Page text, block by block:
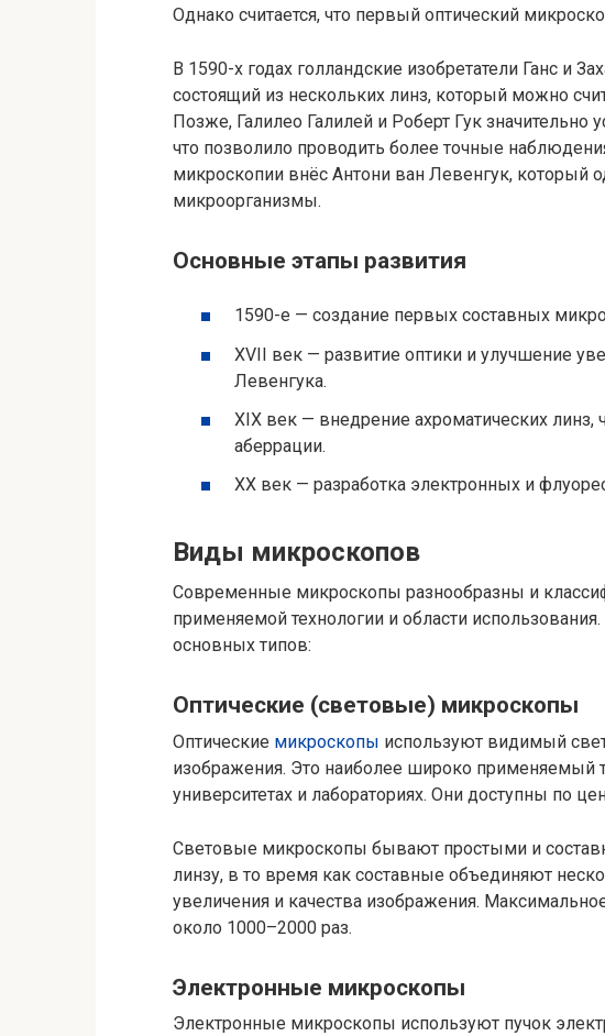
Однако считается, что первый оптический
В 1590-х годах голландские изобретатели Ганс и
состоящий из нескольких линз, который можно
Позже, Галилео Галилей и Роберт Гук
что позволило проводить более точные
микроскопии внёс Антони ван Левенгук,
микроорганизмы.
Основные этапы развития
1590-е — создание первых составных
XVII век — развитие оптики и улучшение
Левенгука.
XIX век — внедрение ахроматических линз,
аберрации.
XX век — разработка электронных и
Виды микроскопов
Современные микроскопы разнообразны и
применяемой технологии и области
основных типов:
Оптические (световые) микроскопы
Оптические микроскопы используют видимый
изображения. Это наиболее широко применяемый
университетах и лабораториях. Они доступны по
Световые микроскопы бывают простыми и
линзу, в то время как составные объединяют
увеличения и качества изображения.
около 1000–2000 раз.
Электронные микроскопы
Электронные микроскопы используют пучок